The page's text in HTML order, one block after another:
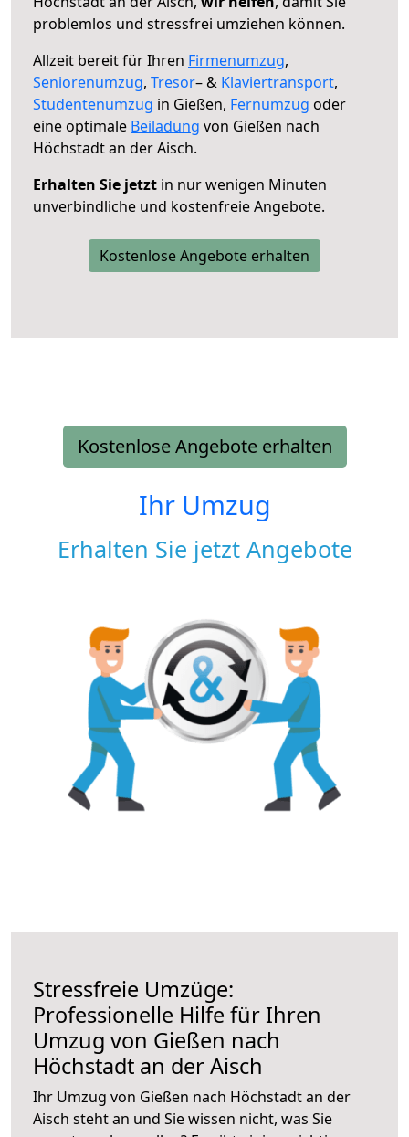
problemlos und stressfrei umziehen können.
Allzeit bereit für Ihren Firmenumzug,
Seniorenumzug, Tresor– & Klaviertransport,
Studentenumzug in Gießen, Fernumzug oder
eine optimale Beiladung von Gießen nach
Höchstadt an der Aisch.
Erhalten Sie jetzt in nur wenigen Minuten
unverbindliche und kostenfreie Angebote.
Kostenlose Angebote erhalten
Kostenlose Angebote erhalten
Ihr Umzug
Erhalten Sie jetzt Angebote
Stressfreie Umzüge:
Professionelle Hilfe für Ihren
Umzug von Gießen nach
Höchstadt an der Aisch
Ihr Umzug von Gießen nach Höchstadt an der
Aisch steht an und Sie wissen nicht, was Sie